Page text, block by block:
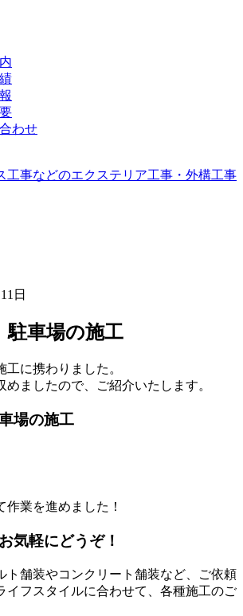
わせ
日
車場の施工
工に携わりました。
めましたので、ご紹介いたします。
場の施工
業を進めました！
気軽にどうぞ！
ト舗装やコンクリート舗装など、ご依頼
イフスタイルに合わせて、各種施工のご